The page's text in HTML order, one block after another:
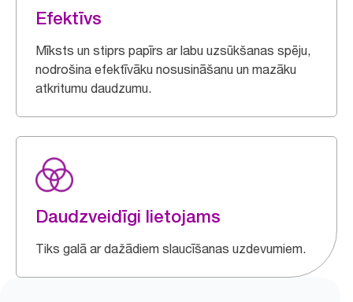
Efektīvs
Mīksts un stiprs papīrs ar labu uzsūkšanas spēju,
nodrošina efektīvāku nosusināšanu un mazāku
atkritumu daudzumu.
Daudzveidīgi lietojams
Tiks galā ar dažādiem slaucīšanas uzdevumiem.